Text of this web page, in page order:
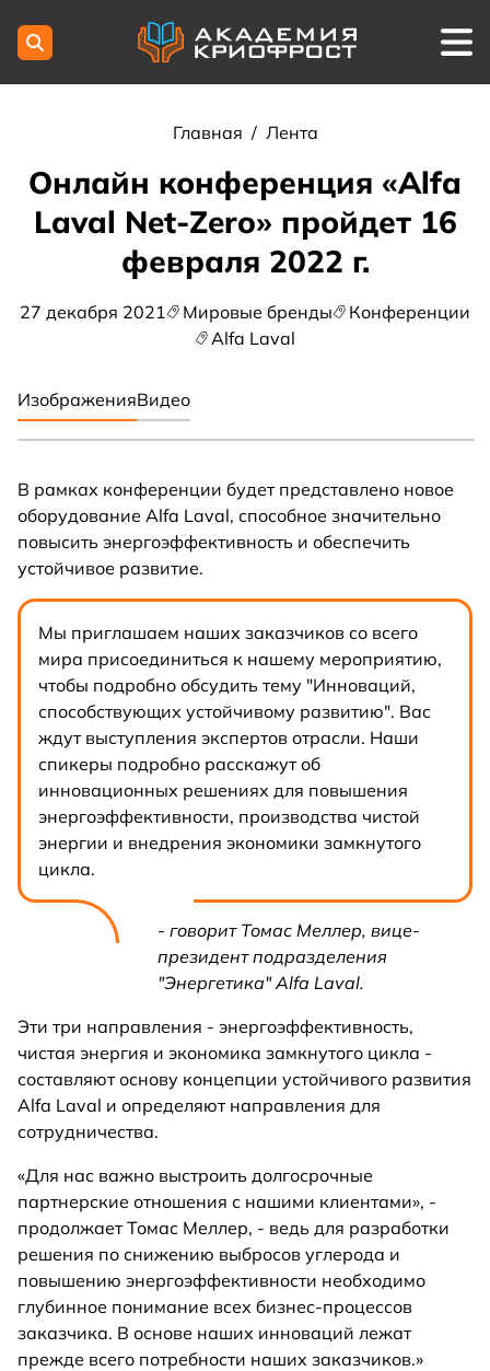
Главная / Лента
Онлайн конференция «Alfa
Laval Net-Zero» пройдет 16
февраля 2022 г.
27 декабря 2021 Мировые бренды
Конференции
Alfa Laval
ИзображенияВидео
В рамках конференции будет представлено новое
оборудование Alfa Laval, способное значительно
повысить энергоэффективность и обеспечить
устойчивое развитие.
Мы приглашаем наших заказчиков со всего
мира присоединиться к нашему мероприятию,
чтобы подробно обсудить тему "Инноваций,
способствующих устойчивому развитию". Вас
ждут выступления экспертов отрасли. Наши
спикеры подробно расскажут об
инновационных решениях для повышения
энергоэффективности, производства чистой
энергии и внедрения экономики замкнутого
цикла.
- говорит Томас Меллер, вице-
президент подразделения
"Энергетика" Alfa Laval.
Эти три направления - энергоэффективность,
чистая энергия и экономика замкнутого цикла -
составляют основу концепции устойчивого развития
Alfa Laval и определяют направления для
сотрудничества.
«Для нас важно выстроить долгосрочные
партнерские отношения с нашими клиентами», -
продолжает Томас Меллер, - ведь для разработки
решения по снижению выбросов углерода и
повышению энергоэффективности необходимо
глубинное понимание всех бизнес-процессов
заказчика. В основе наших инноваций лежат
прежде всего потребности наших заказчиков.»